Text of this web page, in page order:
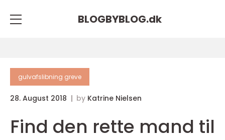
BLOGBYBLOG.dk
gulvafslibning greve
28. August 2018 by Katrine Nielsen
Find den rette mand til